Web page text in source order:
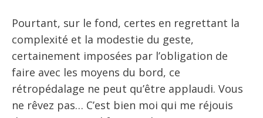
Pourtant, sur le fond, certes en regrettant la
complexité et la modestie du geste,
certainement imposées par l’obligation de
faire avec les moyens du bord, ce
rétropédalage ne peut qu’être applaudi. Vous
ne rêvez pas… C’est bien moi qui me réjouis